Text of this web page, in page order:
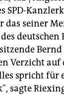
SPD-
das seiner
deutschen
Verzicht
spricht für
sagte